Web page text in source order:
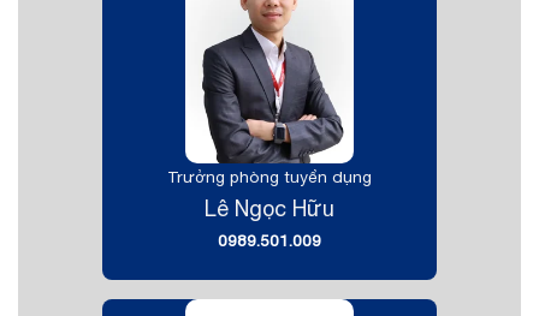
Trưởng phòng tuyển dụng
Lê Ngọc Hữu
0989.501.009